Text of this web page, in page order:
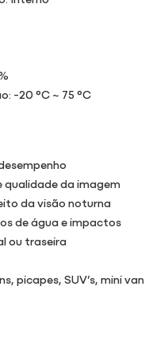
-20 °C ~ 75 °C
qualidade da imagem
da visão noturna
de água e impactos
ou traseira
picapes, SUV’s, mini